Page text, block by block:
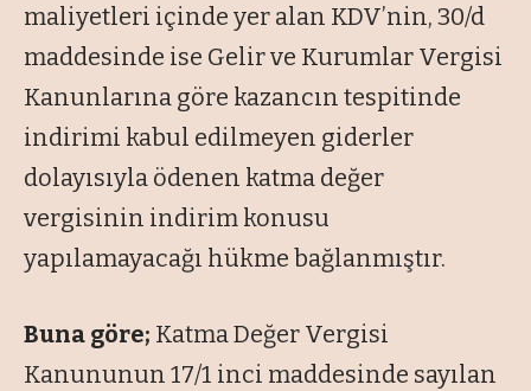
maliyetleri içinde yer alan KDV’nin, 30/d
maddesinde ise Gelir ve Kurumlar Vergisi
Kanunlarına göre kazancın tespitinde
indirimi kabul edilmeyen giderler
dolayısıyla ödenen katma değer
vergisinin indirim konusu
yapılamayacağı hükme bağlanmıştır.
Buna göre; Katma Değer Vergisi
Kanununun 17/1 inci maddesinde sayılan